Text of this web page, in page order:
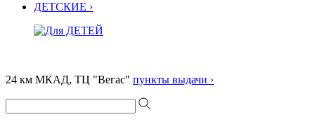
ДЕТСКИЕ ›
24 км МКАД, ТЦ "Вегас" пункты выдачи ›